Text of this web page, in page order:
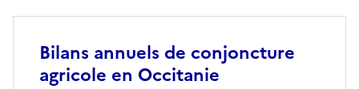
Bilans annuels de conjoncture
agricole en Occitanie